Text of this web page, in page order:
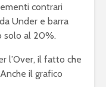
contrari
Under e barra
solo al 20%.
l’Over, il fatto che
il grafico